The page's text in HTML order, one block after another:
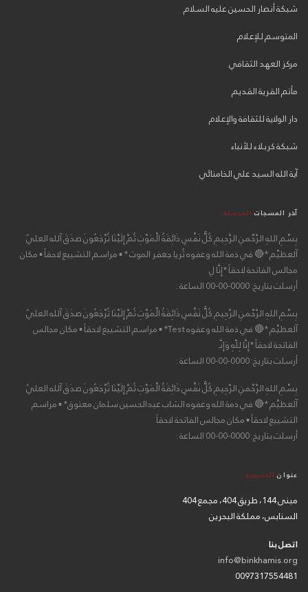
شبكة أنصار الحسين عليه السلام
المتوسم للإعلام
مركز العهد الثقافي
مأتم القرية القديم
دار الولاية للثقافة والإعلام
شبكة كربلاء للأنباء
آية الله السيد علي الخامنائي
آخر المسجات المرسلة
بِسْمِ اللهِ الرَّحْمنِ الرَّحِيمِ كُلُّ نَفْسٍ ذَائِقَةُ الْمَوْتِ ثُمَّ إِلَيْنَا تُرْجَعُونَ صدَقَ آلله العليٌ
آلعظيْم *🔴 في ذمة الله وعفوه ثُريا جعفر الموت * ▪ مراسم التشييع لاحقاً ▪ مكان
مجالس الفاتحة لاحقاً *إِنَّا لِ
أرسلت بتاريخ: 0000-00-00 الساعة :
بِسْمِ اللهِ الرَّحْمنِ الرَّحِيمِ كُلُّ نَفْسٍ ذَائِقَةُ الْمَوْتِ ثُمَّ إِلَيْنَا تُرْجَعُونَ صدَقَ آلله العليٌ
آلعظيْم *🔴 في ذمة الله وعفوه Test* ▪ مراسم التشييع لاحقاً ▪ مكان مجالس
الفاتحة لاحقاً *إِنَّا لِلّهِ وَإِنَّـ
أرسلت بتاريخ: 0000-00-00 الساعة :
بِسْمِ اللهِ الرَّحْمنِ الرَّحِيمِ كُلُّ نَفْسٍ ذَائِقَةُ الْمَوْتِ ثُمَّ إِلَيْنَا تُرْجَعُونَ صدَقَ آلله العليٌ
آلعظيْم *🔴 في ذمة الله وعفوه الشاب عبدالحسين سلمان معتوق* ▪ مراسم
التشييع لاحقاً ▪ مكان مجالس الفاتحة لاحقاً
أرسلت بتاريخ: 0000-00-00 الساعة :
عنوان الحسينية
مبنى 144، طريق 404، مجمع 404
السنابس، مملكة البحرين
اتصل بنا
info@binkhamis.org
0097317554481